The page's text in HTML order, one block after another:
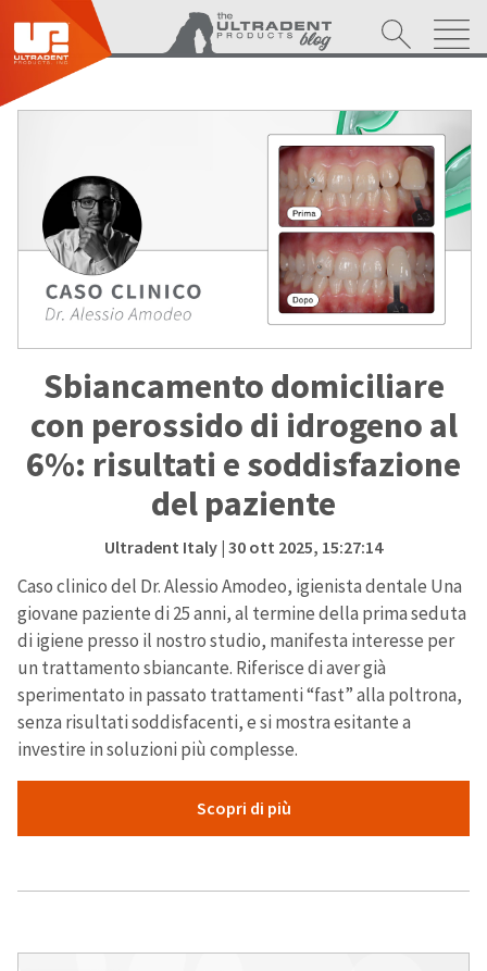
Sbiancamento domiciliare
con perossido di idrogeno al
6%: risultati e soddisfazione
del paziente
Ultradent Italy| 30 ott 2025, 15:27:14
Caso clinico del Dr. Alessio Amodeo, igienista dentale Una
giovane paziente di 25 anni, al termine della prima seduta
di igiene presso il nostro studio, manifesta interesse per
un trattamento sbiancante. Riferisce di aver già
sperimentato in passato trattamenti “fast” alla poltrona,
senza risultati soddisfacenti, e si mostra esitante a
investire in soluzioni più complesse.
Scopri di più